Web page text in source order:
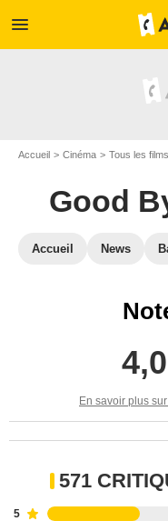
menu
Accueil Cinéma Tous les films
Good
Accueil News
4,0
En savoir plus
571
5